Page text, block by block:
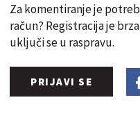
Za komentiranje je
račun? Registracija je
uključi se u raspravu.
PRIJAVI SE